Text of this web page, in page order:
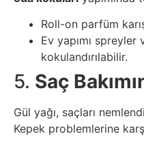
İnternetten
Para
Kazanma
Kadın
Roll-on parfüm
Ev yapımı spreyler
kokulandırılabilir.
5. Saç
Gül yağı, saçları
Kepek problemlerine